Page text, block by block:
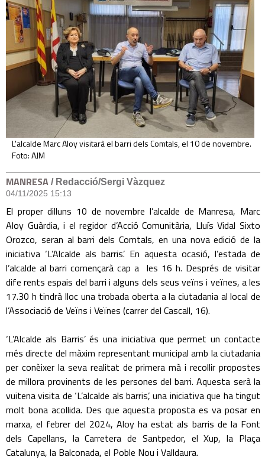
L'alcalde Marc Aloy visitarà el barri dels Comtals, el 10 de novembre.
Foto: AJM
MANRESA / Redacció/Sergi Vàzquez
04/11/2025 15:13
El proper dilluns 10 de novembre l’alcalde de Manresa, Marc
Aloy Guàrdia, i el regidor d’Acció Comunitària, Lluís Vidal Sixto
Orozco, seran al barri dels Comtals, en una nova edició de la
iniciativa ‘L’Alcalde als barris’. En aquesta ocasió, l’estada de
l’alcalde al barri començarà cap a les 16 h. Després de visitar
dife rents espais del barri i alguns dels seus veïns i veïnes, a les
17.30 h tindrà lloc una trobada oberta a la ciutadania al local de
l’Associació de Veïns i Veïnes (carrer del Cascall, 16).
‘L’Alcalde als Barris’ és una iniciativa que permet un contacte
més directe del màxim representant municipal amb la ciutadania
per conèixer la seva realitat de primera mà i recollir propostes
de millora provinents de les persones del barri. Aquesta serà la
vuitena visita de ‘L’alcalde als barris’, una iniciativa que ha tingut
molt bona acollida. Des que aquesta proposta es va posar en
marxa, el febrer del 2024, Aloy ha estat als barris de la Font
dels Capellans, la Carretera de Santpedor, el Xup, la Plaça
Catalunya, la Balconada, el Poble Nou i Valldaura.